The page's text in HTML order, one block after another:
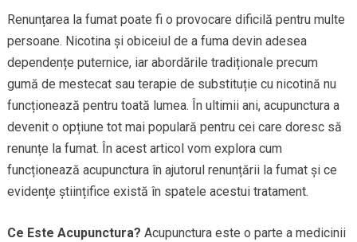
Renunțarea la fumat poate fi o provocare dificilă pentru multe
persoane. Nicotina și obiceiul de a fuma devin adesea
dependențe puternice, iar abordările tradiționale precum
gumă de mestecat sau terapie de substituție cu nicotină nu
funcționează pentru toată lumea. În ultimii ani, acupunctura a
devenit o opțiune tot mai populară pentru cei care doresc să
renunțe la fumat. În acest articol vom explora cum
funcționează acupunctura în ajutorul renunțării la fumat și ce
evidențe științifice există în spatele acestui tratament.
Ce Este Acupunctura? Acupunctura este o parte a medicinii